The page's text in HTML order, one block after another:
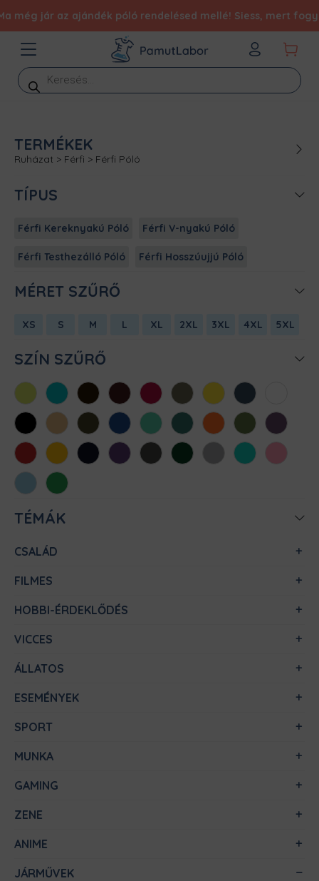
jár az ajándék póló rendelésed mellé! Siess, mert fogy a
Products
search
TERMÉKEK
Ruházat > Férfi > Férfi Póló
TÍPUS
Férfi Kereknyakú Póló Férfi V-nyakú Póló
Férfi Testhezálló Póló Férfi Hosszúujjú Póló
MÉRET SZŰRŐ
XS S M L XL 2XL 3XL 4XL 5XL
SZÍN SZŰRŐ
AlmazöldAtollkékBarnaBordóChili Cink Citromsárga
Denim
FeketeHomokKhaki KirálykékMentaMéregzöld
NarancsOliva Padlizsán
Piros SárgaSötétkékSötétlilaSötétszürke
SötétzöldSportszürke
Türkiz
Világos
rózsaszín
Világoskék
Zöld
TÉMÁK
CSALÁD
FILMES
HOBBI-ÉRDEKLŐDÉS
VICCES
ÁLLATOS
ESEMÉNYEK
SPORT
MUNKA
GAMING
ZENE
ANIME
JÁRMŰVEK